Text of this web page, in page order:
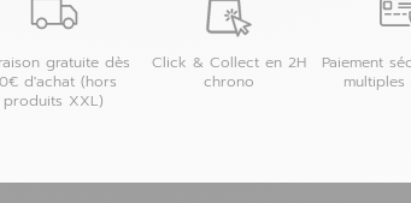
gratuite dès
d'achat (hors
produits XXL)
Click & Collect en 2H
chrono
Paiement